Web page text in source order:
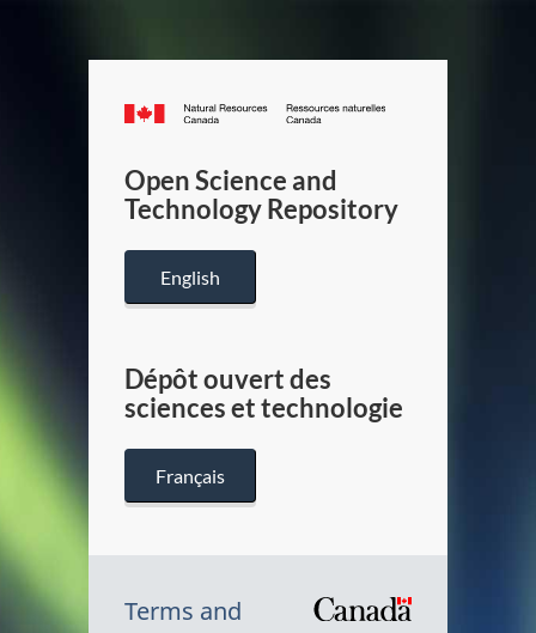
Canada.ca
/
Canada
Open Science and
Technology Repository
English
Dépôt ouvert des
sciences et technologie
Français
Terms and